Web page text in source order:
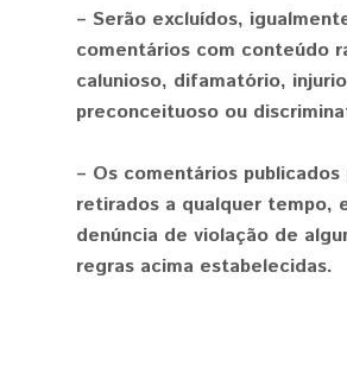
– Serão excluídos,
comentários com conteúdo
calunioso, difamatório,
preconceituoso ou
– Os comentários
retirados a qualquer tempo,
denúncia de violação de
regras acima estabelecidas.